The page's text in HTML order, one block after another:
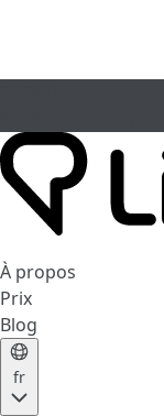
À propos
Prix
Blog
fr